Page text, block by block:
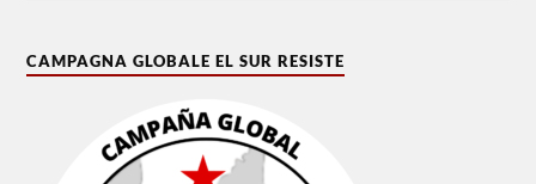
CAMPAGNA GLOBALE EL SUR RESISTE